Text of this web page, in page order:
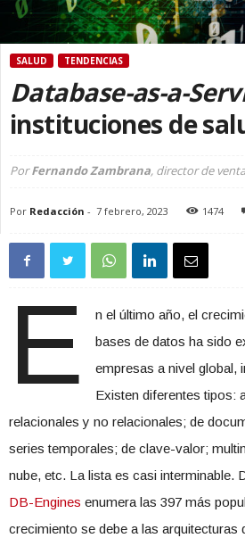
SALUD TENDENCIAS
Database-as-a-
instituciones de
PorFernando Zambrana, director de
Por Redacción - 7 febrero, 2023 1474
E
n el último año, el
bases de datos ha sido
empresas a nivel global,
Existen diferentes tipos:
relacionales y no relacionales; de
series temporales; de clave-valor;
nube, etc. La lista es casi interminable.
DB-Engines enumera las 397 más
crecimiento se debe a las arquitecturas